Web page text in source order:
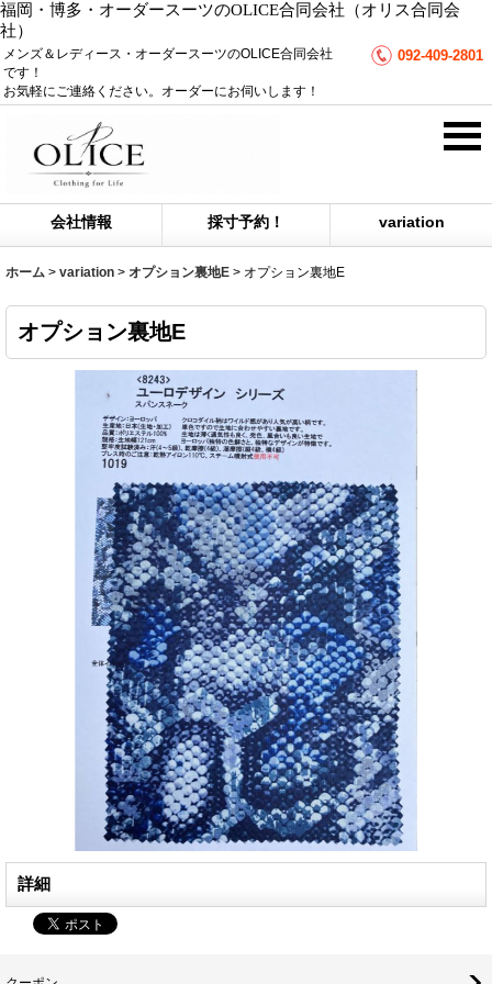
福岡・博多・オーダースーツのOLICE合同会社（オリス合同会
社）
メンズ＆レディース・オーダースーツのOLICE合同会社
です！
お気軽にご連絡ください。オーダーにお伺いします！
092-409-2801
会社情報 採寸予約！ variation
ホーム > variation > オプション裏地E > オプション裏地E
オプション裏地E
詳細